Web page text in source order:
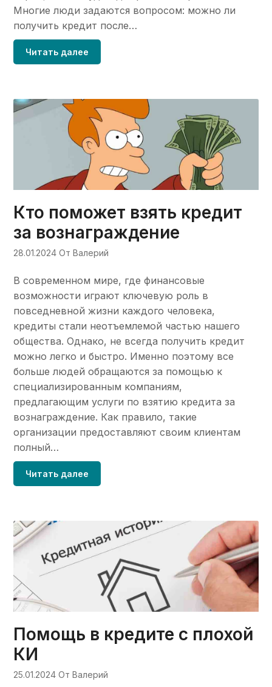
Многие люди задаются вопросом: можно ли
получить кредит после…
Читать далее
Кто поможет взять кредит
за вознаграждение
28.01.2024 От Валерий
В современном мире, где финансовые
возможности играют ключевую роль в
повседневной жизни каждого человека,
кредиты стали неотъемлемой частью нашего
общества. Однако, не всегда получить кредит
можно легко и быстро. Именно поэтому все
больше людей обращаются за помощью к
специализированным компаниям,
предлагающим услуги по взятию кредита за
вознаграждение. Как правило, такие
организации предоставляют своим клиентам
полный…
Читать далее
Помощь в кредите с плохой
КИ
25.01.2024 От Валерий